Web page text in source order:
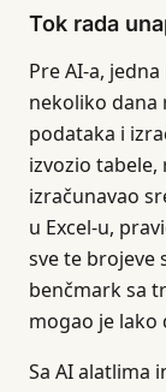
Tok rada
Pre AI-a,
nekoliko dana
podataka i
izvozio
izračunavao
u Excel-u,
sve te brojeve
benčmark sa
mogao je lako
Sa AI alatlima